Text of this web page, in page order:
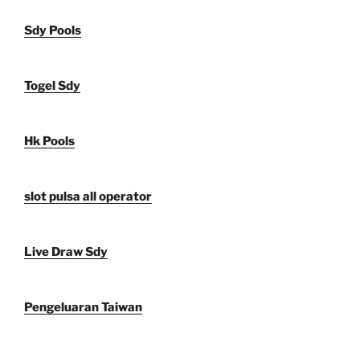
Sdy Pools
Togel Sdy
Hk Pools
slot pulsa all operator
Live Draw Sdy
Pengeluaran Taiwan